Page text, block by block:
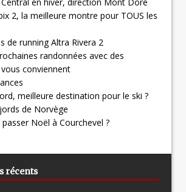
2, la meilleure montre pour TOUS les
de running Altra Rivera 2
randonnées avec des
conviennent
meilleure destination pour le ski ?
de Norvège
Noël à Courchevel ?
récents